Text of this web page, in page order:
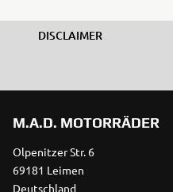
DISCLAIMER
M.A.D. MOTORRÄDER
Olpenitzer Str. 6
69181 Leimen
Deutschland